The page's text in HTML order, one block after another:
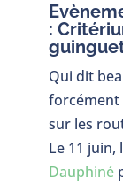
:
Qui dit
forcément
sur les
Le 11 juin,
Dauphiné